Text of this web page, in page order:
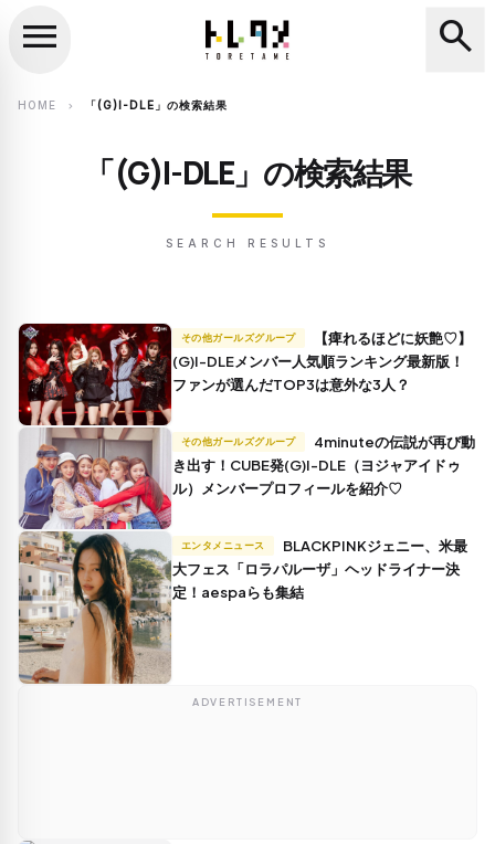
search
menu search
HOME chevron_right 「(G)I-DLE」の検索結果
「(G)I-DLE」の検索結果
SEARCH RESULTS
その他ガールズグループ
(G)I-DLEメンバー人気順ランキング最新版！
ファンが選んだTOP3は意外な3人？
その他ガールズグループ
き出す！CUBE発(G)I-DLE（ヨジャアイドゥ
ル）メンバープロフィールを紹介♡
エンタメニュース
大フェス「ロラパルーザ」ヘッドライナー決
定！aespaらも集結
ADVERTISEMENT